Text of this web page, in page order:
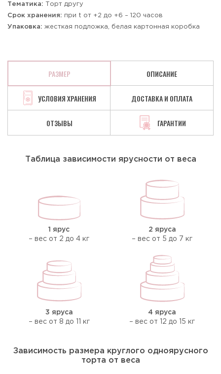
Тематика: Торт другу
Срок хранения: при t от +2 до +6 – 120 часов
Упаковка: жесткая подложка, белая картонная коробка
РАЗМЕР ОПИСАНИЕ
УСЛОВИЯ ХРАНЕНИЯ ДОСТАВКА И ОПЛАТА
ОТЗЫВЫ ГАРАНТИИ
Таблица зависимости ярусности от веса
1 ярус
– вес от 2 до 4 кг
2 яруса
– вес от 5 до 7 кг
3 яруса
– вес от 8 до 11 кг
4 яруса
– вес от 12 до 15 кг
Зависимость размера круглого одноярусного
торта от веса